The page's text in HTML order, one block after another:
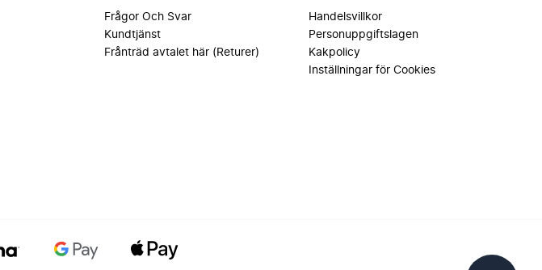
Frågor Och Svar
Kundtjänst
Frånträd avtalet här (Returer)
Handelsvillkor
Personuppgiftslagen
Kakpolicy
Inställningar för Cookies